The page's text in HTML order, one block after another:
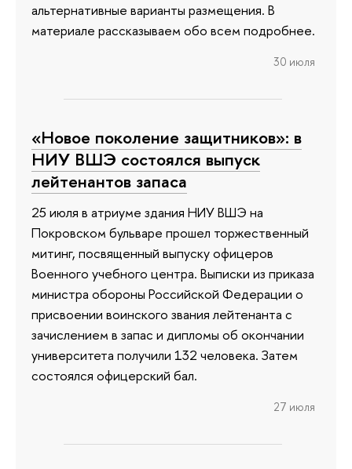
альтернативные варианты размещения. В
материале рассказываем обо всем подробнее.
30 июля
«Новое поколение защитников»: в
НИУ ВШЭ состоялся выпуск
лейтенантов запаса
25 июля в атриуме здания НИУ ВШЭ на
Покровском бульваре прошел торжественный
митинг, посвященный выпуску офицеров
Военного учебного центра. Выписки из приказа
министра обороны Российской Федерации о
присвоении воинского звания лейтенанта с
зачислением в запас и дипломы об окончании
университета получили 132 человека. Затем
состоялся офицерский бал.
27 июля